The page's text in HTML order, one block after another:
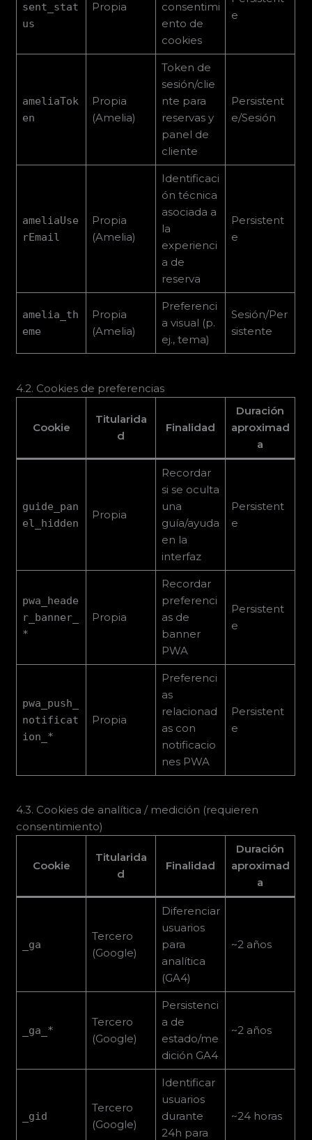
sent_stat
us
Propia
consentimi
ento de
cookies
e
ameliaTok
en
Propia
(Amelia)
Token de
sesión/clie
nte para
reservas y
panel de
cliente
Persistent
e/Sesión
ameliaUse
rEmail
Propia
(Amelia)
Identificaci
ón técnica
asociada a
la
experienci
a de
reserva
Persistent
e
amelia_th
eme
Propia
(Amelia)
Preferenci
a visual (p.
ej., tema)
Sesión/Per
sistente
4.2. Cookies de preferencias
Cookie
Titularida
d
Finalidad
Duración
aproximad
a
guide_pan
el_hidden
Propia
Recordar
si se oculta
una
guía/ayuda
en la
interfaz
Persistent
e
pwa_heade
r_banner_
*
Propia
Recordar
preferenci
as de
banner
PWA
Persistent
e
pwa_push_
notificat
ion_*
Propia
Preferenci
as
relacionad
as con
notificacio
nes PWA
Persistent
e
4.3. Cookies de analítica / medición (requieren
consentimiento)
Cookie
Titularida
d
Finalidad
Duración
aproximad
a
_ga
Tercero
(Google)
Diferenciar
usuarios
para
analítica
(GA4)
~2 años
_ga_*
Tercero
(Google)
Persistenci
a de
estado/me
dición GA4
~2 años
_gid
Tercero
(Google)
Identificar
usuarios
durante
24h para
~24 horas